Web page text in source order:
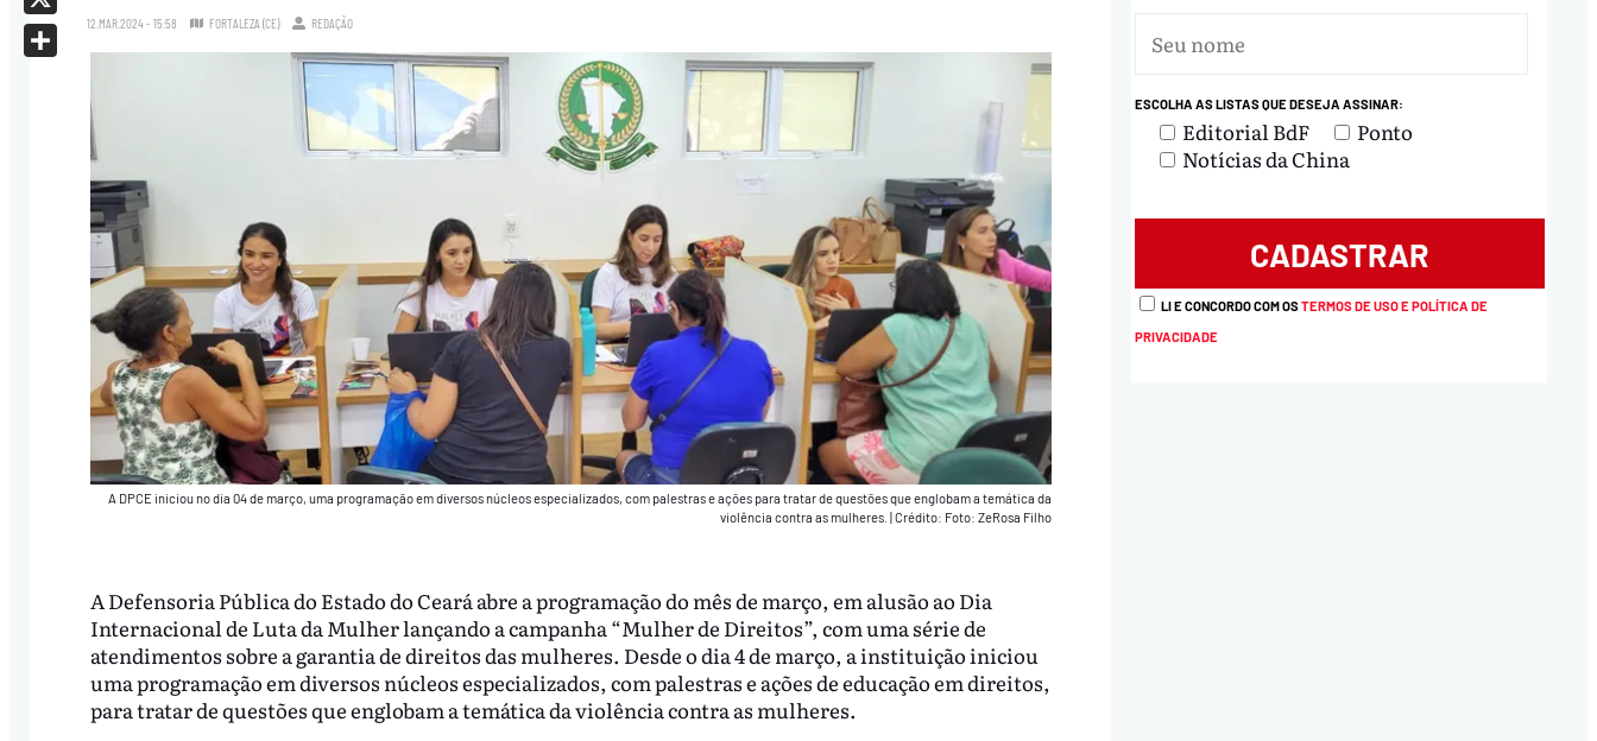
12.MAR.2024 - 15:58 FORTALEZA (CE) REDAÇÃO
A DPCE iniciou no dia 04 de março, uma programação em diversos núcleos especializados, com palestras e ações para tratar de questões que englobam a temática da
violência contra as mulheres. |Crédito: Foto: ZeRosa Filho
A Defensoria Pública do Estado do Ceará abre a programação do mês de março, em alusão ao Dia
Internacional de Luta da Mulher lançando a campanha “Mulher de Direitos”, com uma série de
atendimentos sobre a garantia de direitos das mulheres. Desde o dia 4 de março, a instituição iniciou
uma programação em diversos núcleos especializados, com palestras e ações de educação em direitos,
para tratar de questões que englobam a temática da violência contra as mulheres.
X
ESCOLHA AS LISTAS QUE DESEJA ASSINAR:
Editorial BdF
Ponto
Notícias da China
LI E CONCORDO COM OSTERMOS DE USO E POLÍTICA DE
PRIVACIDADE